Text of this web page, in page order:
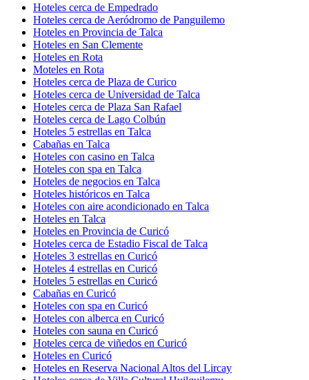
Hoteles cerca de Empedrado
Hoteles cerca de Aeródromo de Panguilemo
Hoteles en Provincia de Talca
Hoteles en San Clemente
Hoteles en Rota
Moteles en Rota
Hoteles cerca de Plaza de Curico
Hoteles cerca de Universidad de Talca
Hoteles cerca de Plaza San Rafael
Hoteles cerca de Lago Colbún
Hoteles 5 estrellas en Talca
Cabañas en Talca
Hoteles con casino en Talca
Hoteles con spa en Talca
Hoteles de negocios en Talca
Hoteles históricos en Talca
Hoteles con aire acondicionado en Talca
Hoteles en Talca
Hoteles en Provincia de Curicó
Hoteles cerca de Estadio Fiscal de Talca
Hoteles 3 estrellas en Curicó
Hoteles 4 estrellas en Curicó
Hoteles 5 estrellas en Curicó
Cabañas en Curicó
Hoteles con spa en Curicó
Hoteles con alberca en Curicó
Hoteles con sauna en Curicó
Hoteles cerca de viñedos en Curicó
Hoteles en Curicó
Hoteles en Reserva Nacional Altos del Lircay